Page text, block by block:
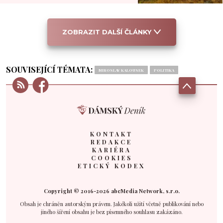
ZOBRAZIT DALŠÍ ČLÁNKY
SOUVISEJÍCÍ TÉMATA: MIROSLAV KALOUSEK POLITIKA
KONTAKT
REDAKCE
KARIÉRA
COOKIES
ETICKÝ KODEX
Copyright © 2016-2026 abcMedia Network, s.r.o.
Obsah je chráněn autorským právem. Jakékoli užití včetně publikování nebo
jiného šíření obsahu je bez písemného souhlasu zakázáno.